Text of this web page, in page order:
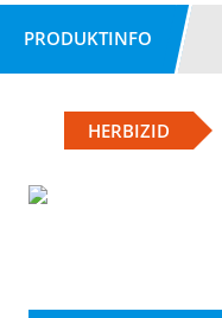
PRODUKTINFO
HERBIZID